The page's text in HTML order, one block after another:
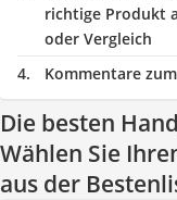
richtige Produkt
oder Vergleich
Kommentare
Die besten
Wählen Sie
aus der